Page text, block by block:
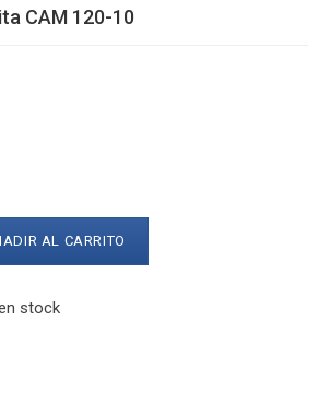
CAM 120-10
AL CARRITO
stock